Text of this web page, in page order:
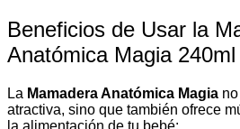
Beneficios de Usar la
Anatómica Magia 240ml
La Mamadera Anatómica Magia
atractiva, sino que también ofrece
la alimentación de tu bebé: